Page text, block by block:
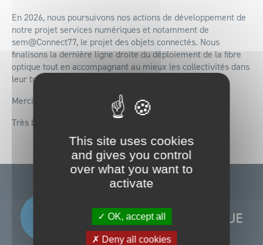
En 2026, nous poursuivons nos actions de développement de
notre projet services numériques et notamment de
sem@Connect77, le projet des objets connectés. Nous
finalisons la dernière ligne droite du déploiement de la fibre
optique tout en accompagnant au mieux les collectivités dans
leur transformation numérique.
Merci pour votre confiance.
Très bonne année 2026 à toutes et tous !
This site uses cookies
and gives you control
over what you want to
activate
OK, accept all
Deny all cookies